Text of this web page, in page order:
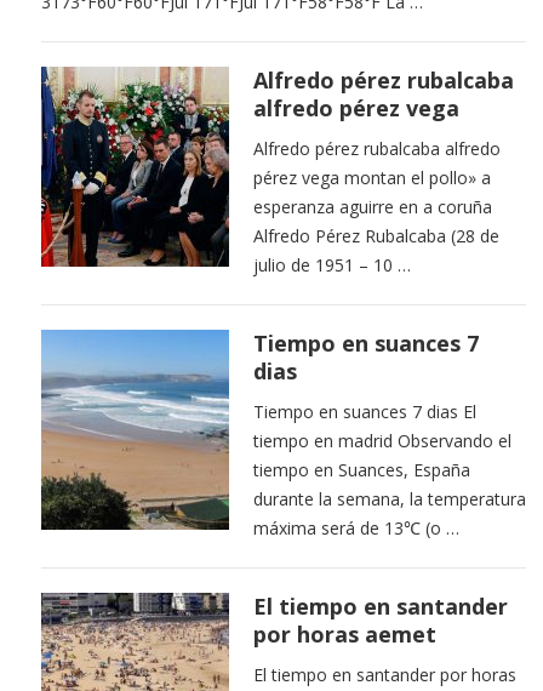
Alfredo pérez rubalcaba
alfredo pérez vega
Alfredo pérez rubalcaba alfredo
pérez vega montan el pollo» a
esperanza aguirre en a coruña
Alfredo Pérez Rubalcaba (28 de
julio de 1951 – 10 …
Tiempo en suances 7
dias
Tiempo en suances 7 dias El
tiempo en madrid Observando el
tiempo en Suances, España
durante la semana, la temperatura
máxima será de 13℃ (o …
El tiempo en santander
por horas aemet
El tiempo en santander por horas